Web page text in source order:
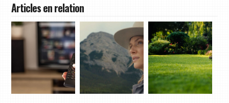
Articles en relation